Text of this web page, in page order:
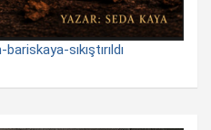
sıkıştırıldı